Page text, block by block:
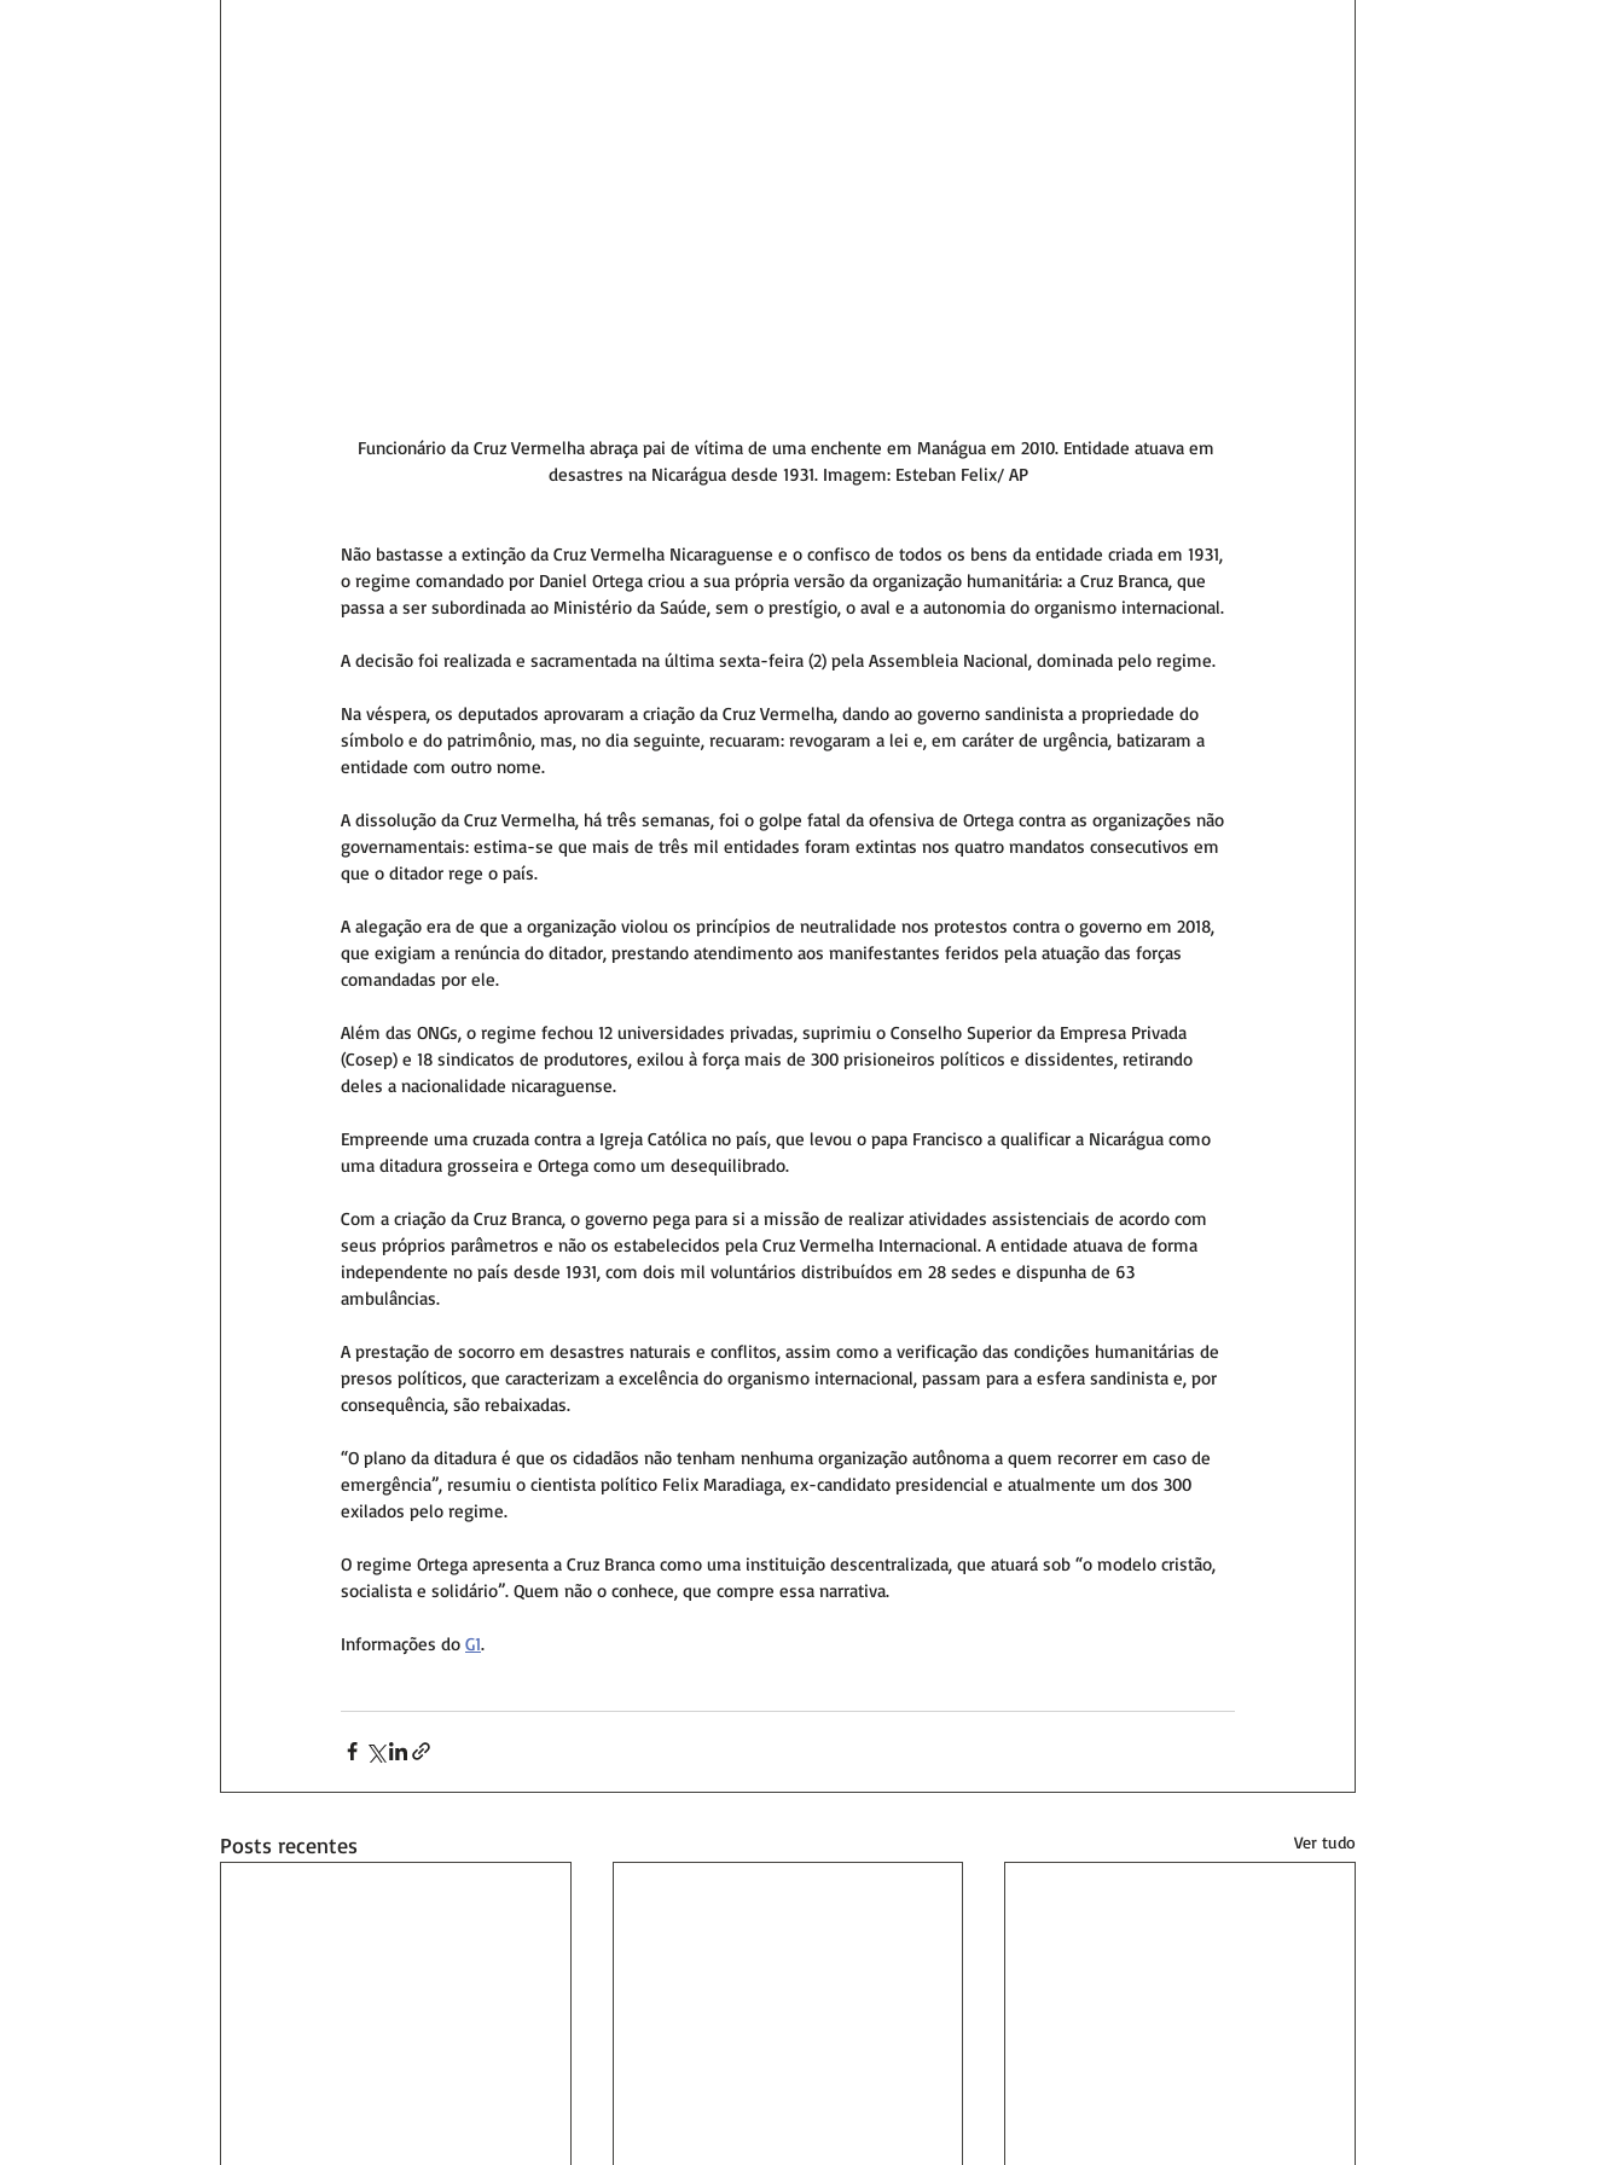
Funcionário da Cruz Vermelha abraça pai de vítima de uma enchente em Manágua em 2010. Entidade atuava em
desastres na Nicarágua desde 1931. Imagem: Esteban Felix/ AP
Não bastasse a extinção da Cruz Vermelha Nicaraguense e o confisco de todos os bens da entidade criada em 1931,
o regime comandado por Daniel Ortega criou a sua própria versão da organização humanitária: a Cruz Branca, que
passa a ser subordinada ao Ministério da Saúde, sem o prestígio, o aval e a autonomia do organismo internacional.
A decisão foi realizada e sacramentada na última sexta-feira (2) pela Assembleia Nacional, dominada pelo regime.
Na véspera, os deputados aprovaram a criação da Cruz Vermelha, dando ao governo sandinista a propriedade do
símbolo e do patrimônio, mas, no dia seguinte, recuaram: revogaram a lei e, em caráter de urgência, batizaram a
entidade com outro nome.
A dissolução da Cruz Vermelha, há três semanas, foi o golpe fatal da ofensiva de Ortega contra as organizações não
governamentais: estima-se que mais de três mil entidades foram extintas nos quatro mandatos consecutivos em
que o ditador rege o país.
A alegação era de que a organização violou os princípios de neutralidade nos protestos contra o governo em 2018,
que exigiam a renúncia do ditador, prestando atendimento aos manifestantes feridos pela atuação das forças
comandadas por ele.
Além das ONGs, o regime fechou 12 universidades privadas, suprimiu o Conselho Superior da Empresa Privada
(Cosep) e 18 sindicatos de produtores, exilou à força mais de 300 prisioneiros políticos e dissidentes, retirando
deles a nacionalidade nicaraguense.
Empreende uma cruzada contra a Igreja Católica no país, que levou o papa Francisco a qualificar a Nicarágua como
uma ditadura grosseira e Ortega como um desequilibrado.
Com a criação da Cruz Branca, o governo pega para si a missão de realizar atividades assistenciais de acordo com
seus próprios parâmetros e não os estabelecidos pela Cruz Vermelha Internacional. A entidade atuava de forma
independente no país desde 1931, com dois mil voluntários distribuídos em 28 sedes e dispunha de 63
ambulâncias.
A prestação de socorro em desastres naturais e conflitos, assim como a verificação das condições humanitárias de
presos políticos, que caracterizam a excelência do organismo internacional, passam para a esfera sandinista e, por
consequência, são rebaixadas.
“O plano da ditadura é que os cidadãos não tenham nenhuma organização autônoma a quem recorrer em caso de
emergência”, resumiu o cientista político Felix Maradiaga, ex-candidato presidencial e atualmente um dos 300
exilados pelo regime.
O regime Ortega apresenta a Cruz Branca como uma instituição descentralizada, que atuará sob “o modelo cristão,
socialista e solidário”. Quem não o conhece, que compre essa narrativa.
Informações do G1.
Posts recentes Ver tudo